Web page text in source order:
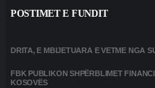
POSTIMET E FUNDIT
DRITA, E MBIJETUARA E VETME NGA
FBK PUBLIKON SHPËRBLIMET
KOSOVËS